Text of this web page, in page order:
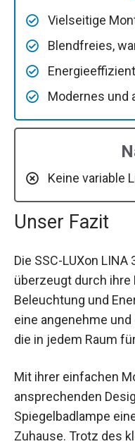
Vielseitige
Blendfreies,
Modernes und
Keine variable
Unser Fazit
Die SSC-LUXon
überzeugt durch ihre
Beleuchtung und
eine angenehme
die in jedem Raum
Mit ihrer einfachen
ansprechenden
Spiegelbadlampe
Zuhause. Trotz des